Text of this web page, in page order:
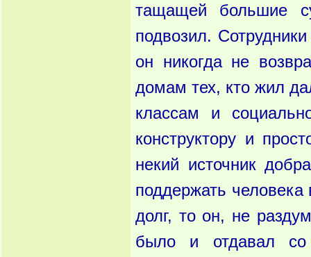
тащащей большие
подвозил.
он никогда не
домам тех, кто жил
классам и
конструктору и
некий источник
поддержать человека
долг, то он, не
было и отдавал со